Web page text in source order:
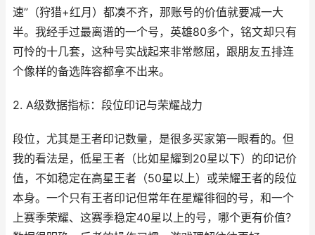
速”（狩猎+红月）都凑不齐，那账号的价值就要减一大
半。我经手过最离谱的一个号，英雄80多个，铭文却只有
可怜的十几套，这种号实战起来非常憋屈，跟朋友五排连
个像样的备选阵容都拿不出来。
2. A级数据指标：段位印记与荣耀战力
段位，尤其是王者印记数量，是很多买家第一眼看的。但
我的看法是，低星王者（比如星耀到20星以下）的印记价
值，不如稳定在高星王者（50星以上）或荣耀王者的段位
本身。一个只有王者印记但常年在星耀徘徊的号，和一个
上赛季荣耀、这赛季稳定40星以上的号，哪个更有价值？